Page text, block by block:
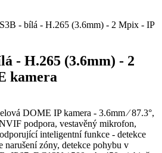
- bílá - H.265 (3.6mm) - 2 Mpix - IP
- H.265 (3.6mm) - 2
kamera
DOME IP kamera - 3.6mm ⁄ 87.3°,
podpora, vestavěný mikrofon,
inteligentní funkce - detekce
narušení zóny, detekce pohybu v